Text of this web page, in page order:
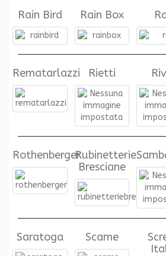
Rain Bird Rain Box
Rematarlazzi Rietti
RothenbergerRubinetterie
Bresciane
Saratoga Scame